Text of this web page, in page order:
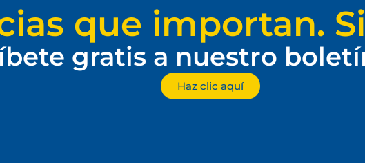
que importan.
gratis a nuestro
Haz clic aquí